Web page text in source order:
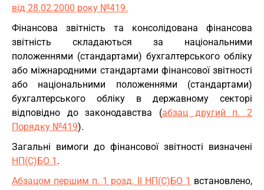
від 28.02.2000 року №419.
Фінансова звітність та консолідована фінансова
звітність складаються за національними
положеннями (стандартами) бухгалтерського обліку
або міжнародними стандартами фінансової звітності
або національними положеннями (стандартами)
бухгалтерського обліку в державному секторі
відповідно до законодавства (абзац другий п. 2
Порядку №419).
Загальні вимоги до фінансової звітності визначені
НП(С)БО 1 .
Абзацом першим п. 1 розд. ІІ НП(С)БО 1 встановлено,